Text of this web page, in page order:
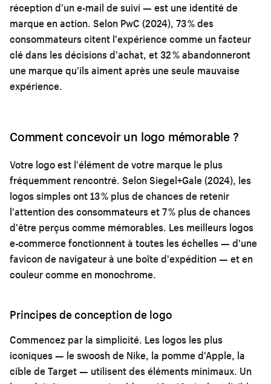
réception d'un e-mail de suivi — est une identité de
marque en action. Selon PwC (2024), 73 % des
consommateurs citent l'expérience comme un facteur
clé dans les décisions d'achat, et 32 % abandonneront
une marque qu'ils aiment après une seule mauvaise
expérience.
Comment concevoir un logo mémorable ?
Votre logo est l'élément de votre marque le plus
fréquemment rencontré. Selon Siegel+Gale (2024), les
logos simples ont 13 % plus de chances de retenir
l'attention des consommateurs et 7 % plus de chances
d'être perçus comme mémorables. Les meilleurs logos
e-commerce fonctionnent à toutes les échelles — d'une
favicon de navigateur à une boîte d'expédition — et en
couleur comme en monochrome.
Principes de conception de logo
Commencez par la simplicité. Les logos les plus
iconiques — le swoosh de Nike, la pomme d'Apple, la
cible de Target — utilisent des éléments minimaux. Un